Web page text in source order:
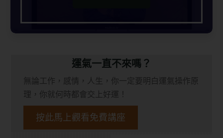
運氣一直不來嗎？
無論工作，感情，人生，你一定要明白運氣操作原
理，你就何時都會交上好運！
按此馬上觀看免費講座